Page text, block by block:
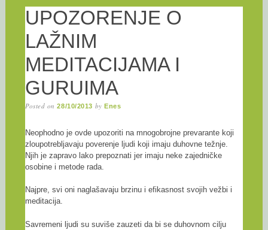
UPOZORENJE O
LAŽNIM
MEDITACIJAMA I
GURUIMA
Posted on28/10/2013 byEnes
Neophodno je ovde upozoriti na mnogobrojne prevarante koji
zloupotrebljavaju poverenje ljudi koji imaju duhovne težnje.
Njih je zapravo lako prepoznati jer imaju neke zajedničke
osobine i metode rada.
Najpre, svi oni naglašavaju brzinu i efikasnost svojih vežbi i
meditacija.
Savremeni ljudi su suviše zauzeti da bi se duhovnom cilju